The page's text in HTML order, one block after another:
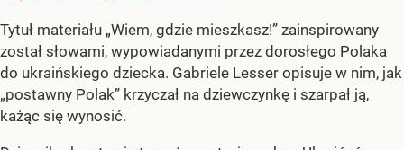
Tytuł materiału „Wiem, gdzie mieszkasz!” zainspirowany
został słowami, wypowiadanymi przez dorosłego Polaka
do ukraińskiego dziecka. Gabriele Lesser opisuje w nim, jak
„postawny Polak” krzyczał na dziewczynkę i szarpał ją,
każąc się wynosić.